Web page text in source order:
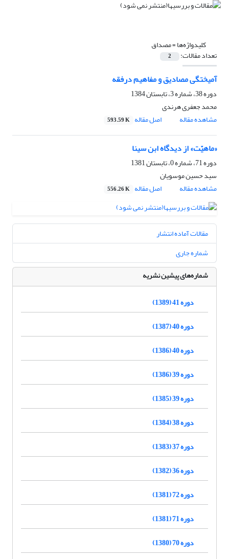
کلیدواژه‌ها =مصداق
تعداد مقالات: 2
آمیختگی مصادیق و مفاهیم درفقه
دوره 38، شماره 3، تابستان 1384
محمد جعفری هرندی
مشاهده مقاله
اصل مقاله 593.59 K
«ماهیّت» از دیدگاه ابن سینا
دوره 71، شماره 0، تابستان 1381
سید حسین موسویان
مشاهده مقاله
اصل مقاله 556.26 K
مقالات آماده انتشار
شماره جاری
شماره‌های پیشین نشریه
دوره 41 (1389)
دوره 40 (1387)
دوره 40 (1386)
دوره 39 (1386)
دوره 39 (1385)
دوره 38 (1384)
دوره 37 (1383)
دوره 36 (1382)
دوره 72 (1381)
دوره 71 (1381)
دوره 70 (1380)